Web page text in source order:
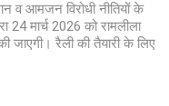
व आमजन विरोधी नीतियों के
24 मार्च 2026 को रामलीला
रैली की तैयारी के लिए